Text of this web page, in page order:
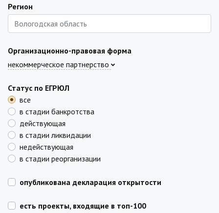
Регион
Организационно-правовая форма
некоммерческое партнерство
Статус по ЕГРЮЛ
все
в стадии банкротства
действующая
в стадии ликвидации
недействующая
в стадии реорганизации
опубликована декларация открытости
есть проекты, входящие в топ-100